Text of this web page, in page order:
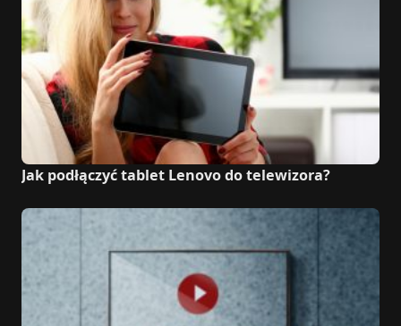
Jak podłączyć tablet Lenovo do telewizora?